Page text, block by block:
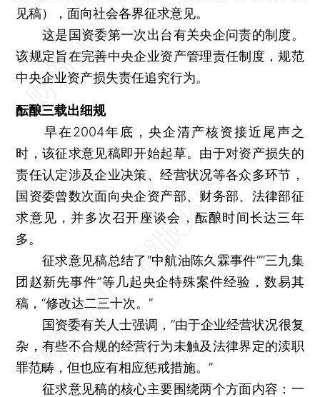
见稿），面向社会各界征求意见。
这是国资委第一次出台有关央企问责的制度。
该规定旨在完善中央企业资产管理责任制度，规范
中央企业资产损失责任追究行为。
酝酿三载出细规
早在2004年底，央企清产核资接近尾声之
时，该征求意见稿即开始起草。由于对资产损失的
责任认定涉及企业决策、经营状况等各众多环节，
国资委曾数次面向央企资产部、财务部、法律部征
求意见，并多次召开座谈会，酝酿时间长达三年
多。
征求意见稿总结了“中航油陈久霖事件”“三九集
团赵新先事件”等几起央企特殊案件经验，数易其
稿，“修改达二三十次。”
国资委有关人士强调，“由于企业经营状况很复
杂，有些不合规的经营行为未触及法律界定的渎职
罪范畴，但也应有相应惩戒措施。”
征求意见稿的核心主要围绕两个方面内容：一